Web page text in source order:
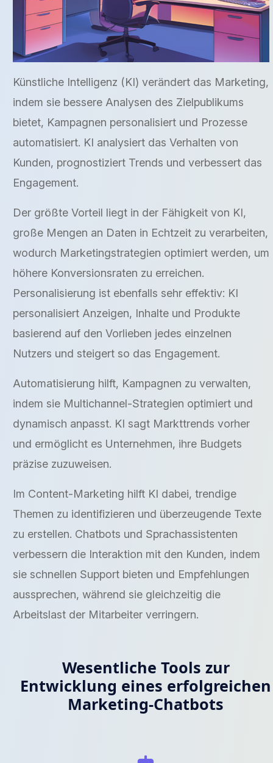
Künstliche Intelligenz (KI) verändert das Marketing,
indem sie bessere Analysen des Zielpublikums
bietet, Kampagnen personalisiert und Prozesse
automatisiert. KI analysiert das Verhalten von
Kunden, prognostiziert Trends und verbessert das
Engagement.
Der größte Vorteil liegt in der Fähigkeit von KI,
große Mengen an Daten in Echtzeit zu verarbeiten,
wodurch Marketingstrategien optimiert werden, um
höhere Konversionsraten zu erreichen.
Personalisierung ist ebenfalls sehr effektiv: KI
personalisiert Anzeigen, Inhalte und Produkte
basierend auf den Vorlieben jedes einzelnen
Nutzers und steigert so das Engagement.
Automatisierung hilft, Kampagnen zu verwalten,
indem sie Multichannel-Strategien optimiert und
dynamisch anpasst. KI sagt Markttrends vorher
und ermöglicht es Unternehmen, ihre Budgets
präzise zuzuweisen.
Im Content-Marketing hilft KI dabei, trendige
Themen zu identifizieren und überzeugende Texte
zu erstellen. Chatbots und Sprachassistenten
verbessern die Interaktion mit den Kunden, indem
sie schnellen Support bieten und Empfehlungen
aussprechen, während sie gleichzeitig die
Arbeitslast der Mitarbeiter verringern.
Wesentliche Tools zur
Entwicklung eines erfolgreichen
Marketing-Chatbots